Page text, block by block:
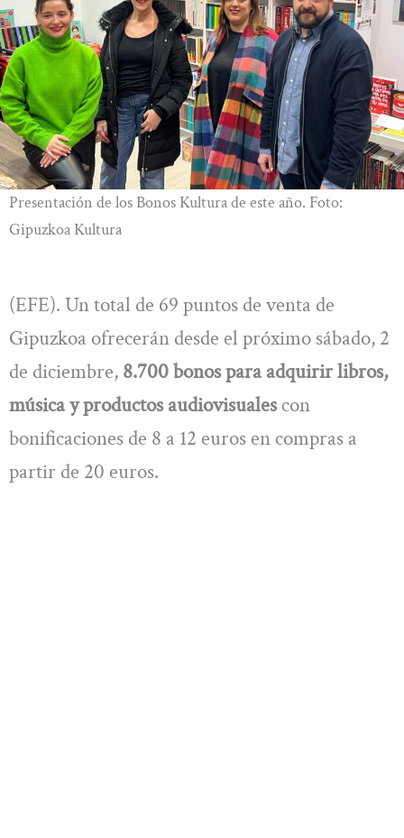
Presentación de los Bonos Kultura de este año. Foto:
Gipuzkoa Kultura
(EFE). Un total de 69 puntos de venta de
Gipuzkoa ofrecerán desde el próximo sábado, 2
de diciembre, 8.700 bonos para adquirir libros,
música y productos audiovisualescon
bonificaciones de 8 a 12 euros en compras a
partir de 20 euros.